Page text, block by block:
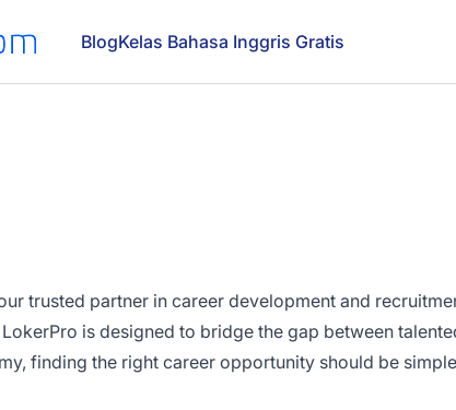
BlogKelas Bahasa Inggris Gratis
trusted partner in career development and
is designed to bridge the gap between
finding the right career opportunity should be